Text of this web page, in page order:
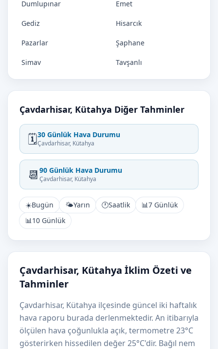
Dumlupınar Emet
Gediz Hisarcık
Pazarlar Şaphane
Simav Tavşanlı
Çavdarhisar, Kütahya Diğer Tahminler
🗓️30 Günlük Hava Durumu
Çavdarhisar, Kütahya
📆 90 Günlük Hava Durumu
Çavdarhisar, Kütahya
☀️Bugün 🌤️Yarın 🕐Saatlik 📊7 Günlük
📊10 Günlük
Çavdarhisar, Kütahya İklim Özeti ve
Tahminler
Çavdarhisar, Kütahya ilçesinde güncel iki haftalık
hava raporu burada derlenmektedir. An itibarıyla
ölçülen hava çoğunlukla açık, termometre 23°C
gösterirken hissedilen değer 25°C'dir. Bağıl nem